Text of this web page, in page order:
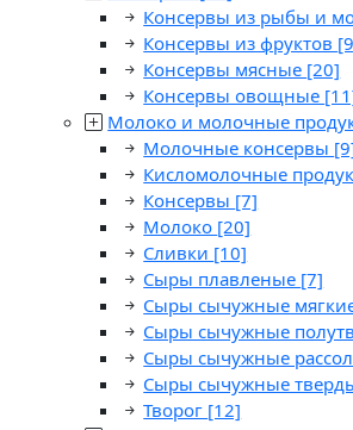
Консервы из рыбы и
Консервы из фруктов
Консервы мясные [20]
Консервы овощные
Молоко и молочные
Молочные консервы
Кисломолочные
Консервы [7]
Молоко [20]
Сливки [10]
Сыры плавленые [7]
Сыры сычужные
Сыры сычужные
Сыры сычужные
Сыры сычужные
Творог [12]